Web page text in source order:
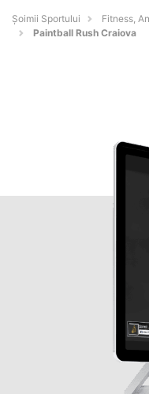
Șoimii Sportului
Fitness,
Paintball Rush Craiova